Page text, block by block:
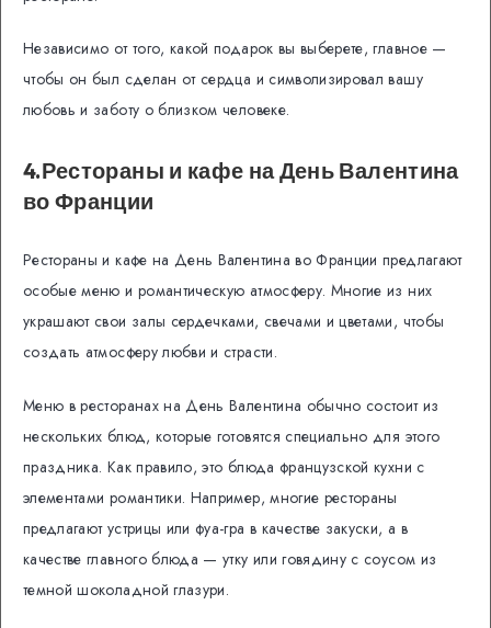
Независимо от того, какой подарок вы выберете, главное —
чтобы он был сделан от сердца и символизировал вашу
любовь и заботу о близком человеке.
4.Рестораны и кафе на День Валентина
во Франции
Рестораны и кафе на День Валентина во Франции предлагают
особые меню и романтическую атмосферу. Многие из них
украшают свои залы сердечками, свечами и цветами, чтобы
создать атмосферу любви и страсти.
Меню в ресторанах на День Валентина обычно состоит из
нескольких блюд, которые готовятся специально для этого
праздника. Как правило, это блюда французской кухни с
элементами романтики. Например, многие рестораны
предлагают устрицы или фуа-гра в качестве закуски, а в
качестве главного блюда — утку или говядину с соусом из
темной шоколадной глазури.